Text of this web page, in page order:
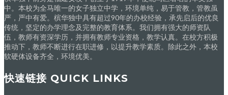
中。本校为全马唯一的女子独立中学，环境单纯，易于管教，管教虽
严，严中有爱。槟华独中具有超过90年的办校经验，承先启后的优良
传统，坚定的办学理念及完整的教育体系。我们拥有强大的师资队
伍，教师有资深学历，并拥有教师专业资格，教学认真。在校方积极
推动下，教师不断进行在职进修，以提升教学素质。除此之外，本校
软硬体设备齐全，环境优美。
快速链接 QUICK LINKS